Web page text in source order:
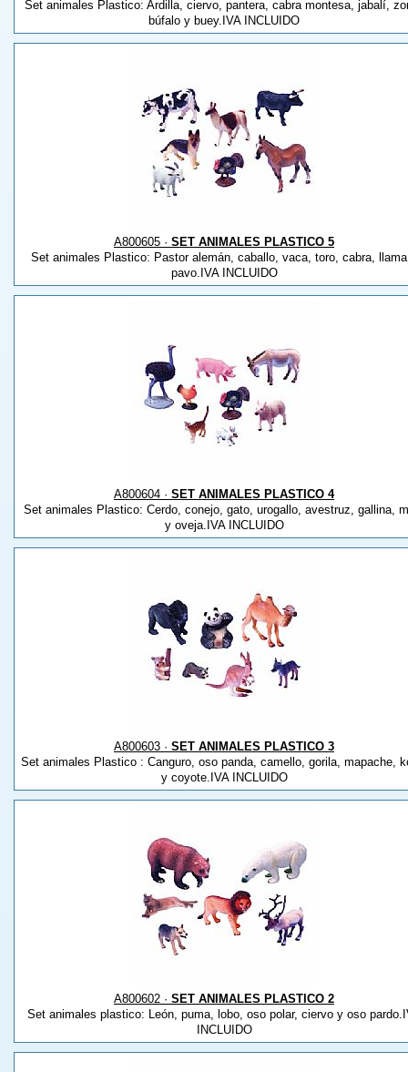
Set animales Plastico: Ardilla, ciervo, pantera, cabra montesa, jabalí,
búfalo y buey.IVA INCLUIDO
A800605 · SET ANIMALES PLASTICO 5
Set animales Plastico: Pastor alemán, caballo, vaca, toro, cabra,
pavo.IVA INCLUIDO
A800604 · SET ANIMALES PLASTICO 4
Set animales Plastico: Cerdo, conejo, gato, urogallo, avestruz, gallina,
y oveja.IVA INCLUIDO
A800603 · SET ANIMALES PLASTICO 3
Set animales Plastico : Canguro, oso panda, camello, gorila, mapache,
y coyote.IVA INCLUIDO
A800602 · SET ANIMALES PLASTICO 2
Set animales plastico: León, puma, lobo, oso polar, ciervo y oso
INCLUIDO